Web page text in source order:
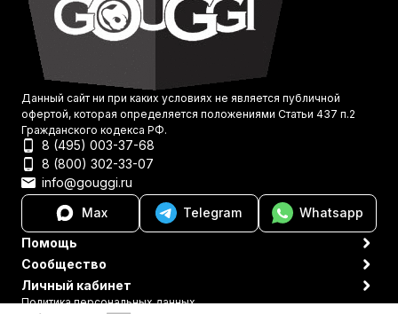
Данный сайт ни при каких условиях не является публичной
офертой, которая определяется положениями Статьи 437 п.2
Гражданского кодекса РФ.
8 (495) 003-37-68
8 (800) 302-33-07
info@gouggi.ru
Max
Telegram
Whatsapp
Помощь
Сообщество
Личный кабинет
Политика персональных данных